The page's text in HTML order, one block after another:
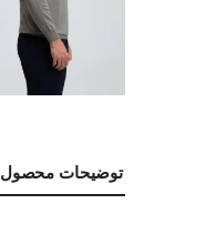
توضیحات محصول